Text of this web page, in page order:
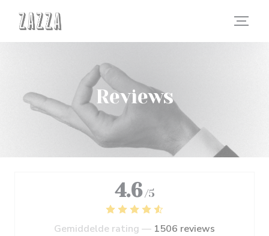
Reviews
4.6 /5
Gemiddelde rating — 1506 reviews